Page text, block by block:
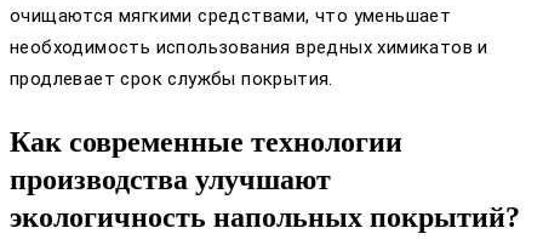
очищаются мягкими средствами, что уменьшает
необходимость использования вредных химикатов и
продлевает срок службы покрытия.
Как современные технологии
производства улучшают
экологичность напольных покрытий?